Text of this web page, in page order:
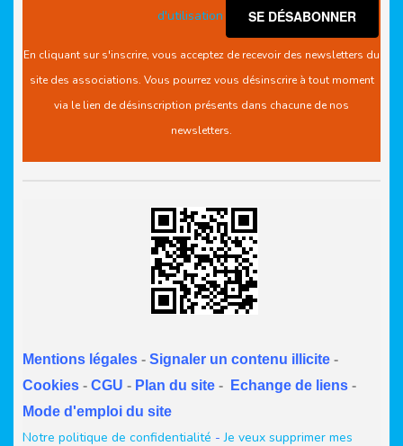
d'utilisation
En cliquant sur s'inscrire, vous acceptez de recevoir des newsletters du
site des associations. Vous pourrez vous désinscrire à tout moment
via le lien de désinscription présents dans chacune de nos
newsletters.
Mentions légales - Signaler un contenu illicite -
Cookies - CGU - Plan du site - Echange de liens -
Mode d'emploi du site
Notre politique de confidentialité -Je veux supprimer mes